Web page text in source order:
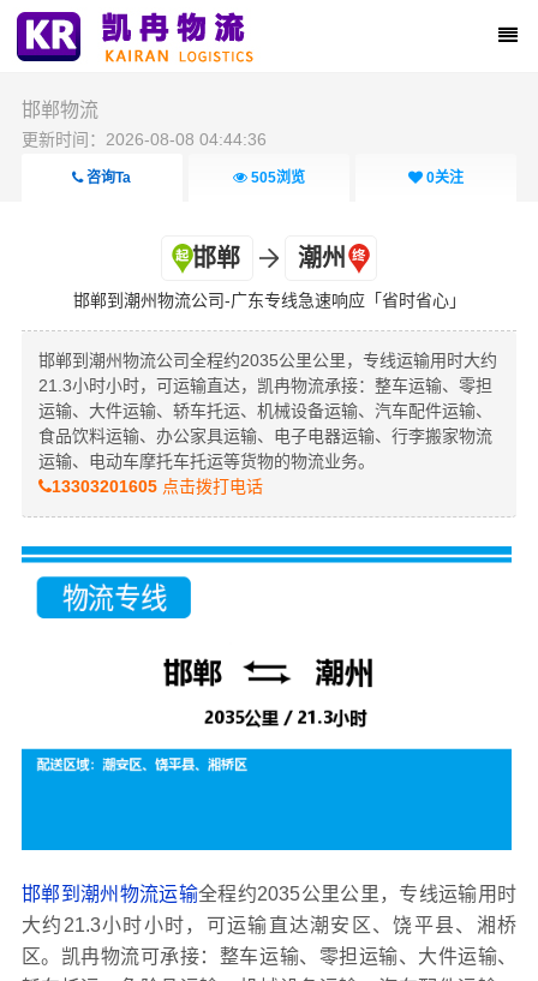
邯郸物流
更新时间：2026-08-08 04:44:36
咨询Ta 505浏览 0关注
邯郸 潮州
邯郸到潮州物流公司-广东专线急速响应「省时省心」
邯郸到潮州物流公司全程约2035公里公里，专线运输用时大约
21.3小时小时，可运输直达，凯冉物流承接：整车运输、零担
运输、大件运输、轿车托运、机械设备运输、汽车配件运输、
食品饮料运输、办公家具运输、电子电器运输、行李搬家物流
运输、电动车摩托车托运等货物的物流业务。
13303201605点击拨打电话
邯郸到潮州物流运输全程约2035公里公里，专线运输用时
大约21.3小时小时，可运输直达潮安区、饶平县、湘桥
区。凯冉物流可承接：整车运输、零担运输、大件运输、